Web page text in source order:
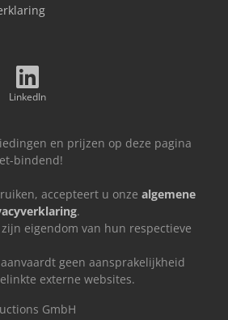
LinkedIn
en prijzen op deze pagina
bindend!
accepteert u onze algemene
.
eigendom van hun respectieve
geen aansprakelijkheid
externe websites.
GmbH